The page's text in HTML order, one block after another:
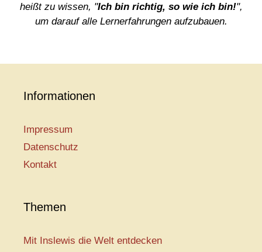
heißt zu wissen, "Ich bin richtig, so wie ich bin!",
um darauf alle Lernerfahrungen aufzubauen.
Informationen
Impressum
Datenschutz
Kontakt
Themen
Mit Inslewis die Welt entdecken